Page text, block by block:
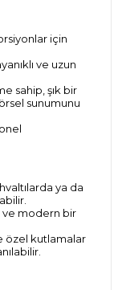
için
ve uzun
sahip, şık bir
sunumunu
ya da
ve modern bir
özel kutlamalar